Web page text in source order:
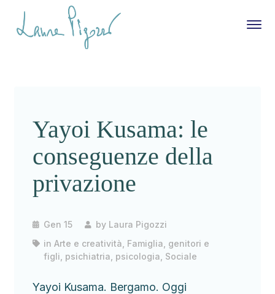
Yayoi Kusama: le
conseguenze della
privazione
Gen 15 by Laura Pigozzi
inArte e creatività Famiglia, genitori e
figli psichiatria psicologia Sociale
Yayoi Kusama. Bergamo. Oggi